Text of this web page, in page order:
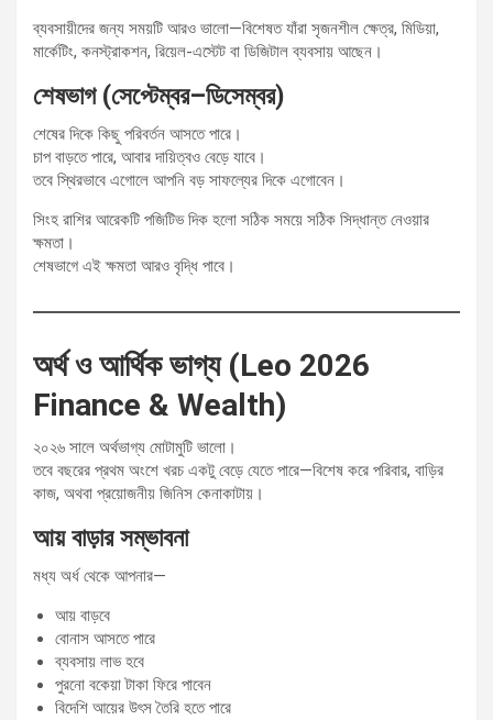
ব্যবসায়ীদের জন্য সময়টি আরও ভালো—বিশেষত যাঁরা সৃজনশীল ক্ষেত্র, মিডিয়া,
মার্কেটিং, কনস্ট্রাকশন, রিয়েল-এস্টেট বা ডিজিটাল ব্যবসায় আছেন।
শেষভাগ (সেপ্টেম্বর–ডিসেম্বর)
শেষের দিকে কিছু পরিবর্তন আসতে পারে।
চাপ বাড়তে পারে, আবার দায়িত্বও বেড়ে যাবে।
তবে স্থিরভাবে এগোলে আপনি বড় সাফল্যের দিকে এগোবেন।
সিংহ রাশির আরেকটি পজিটিভ দিক হলো সঠিক সময়ে সঠিক সিদ্ধান্ত নেওয়ার
ক্ষমতা।
শেষভাগে এই ক্ষমতা আরও বৃদ্ধি পাবে।
অর্থ ও আর্থিক ভাগ্য (Leo 2026
Finance & Wealth)
২০২৬ সালে অর্থভাগ্য মোটামুটি ভালো।
তবে বছরের প্রথম অংশে খরচ একটু বেড়ে যেতে পারে—বিশেষ করে পরিবার, বাড়ির
কাজ, অথবা প্রয়োজনীয় জিনিস কেনাকাটায়।
আয় বাড়ার সম্ভাবনা
মধ্য অর্ধ থেকে আপনার—
আয় বাড়বে
বোনাস আসতে পারে
ব্যবসায় লাভ হবে
পুরনো বকেয়া টাকা ফিরে পাবেন
বিদেশি আয়ের উৎস তৈরি হতে পারে